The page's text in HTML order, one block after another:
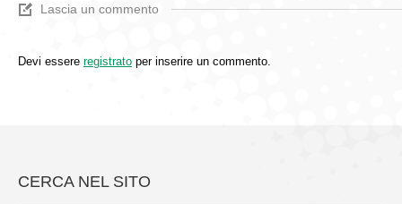
Lascia un commento
Devi essere registrato per inserire un commento.
CERCA NEL SITO